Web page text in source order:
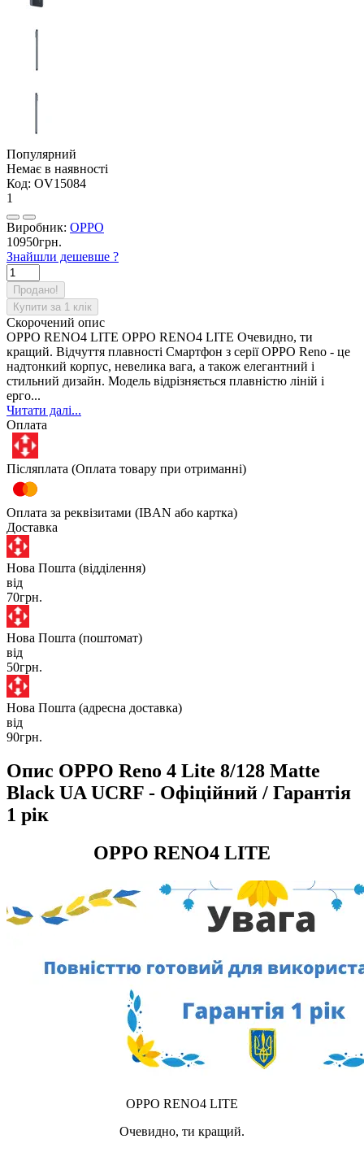
Популярний
Немає в наявності
Код: OV15084
1
Виробник: OPPO
10950грн.
Знайшли дешевше ?
Продано!
Купити за 1 клiк
Скорочений опис
OPPO RENO4 LITE OPPO RENO4 LITE Очевидно, ти
кращий. Відчуття плавності Смартфон з серії OPPO Reno - це
надтонкий корпус, невелика вага, а також елегантний і
стильний дизайн. Модель відрізняється плавністю ліній і
ерго...
Читати далі...
Оплата
Післяплата (Оплата товару при отриманні)
Оплата за реквізитами (IBAN або картка)
Доставка
Нова Пошта (відділення)
від
70грн.
Нова Пошта (поштомат)
від
50грн.
Нова Пошта (адресна доставка)
від
90грн.
Опис OPPO Reno 4 Lite 8/128 Matte
Black UA UCRF - Офіційний / Гарантія
1 рік
OPPO RENO4 LITE
OPPO RENO4 LITE
Очевидно, ти кращий.